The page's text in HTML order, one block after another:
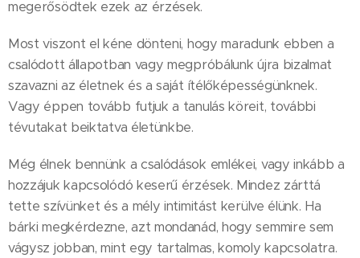
megerősödtek ezek az érzések.
Most viszont el kéne dönteni, hogy maradunk ebben a
csalódott állapotban vagy megpróbálunk újra bizalmat
szavazni az életnek és a saját ítélőképességünknek.
Vagy éppen tovább futjuk a tanulás köreit, további
tévutakat beiktatva életünkbe.
Még élnek bennünk a csalódások emlékei, vagy inkább a
hozzájuk kapcsolódó keserű érzések. Mindez zárttá
tette szívünket és a mély intimitást kerülve élünk. Ha
bárki megkérdezne, azt mondanád, hogy semmire sem
vágysz jobban, mint egy tartalmas, komoly kapcsolatra.